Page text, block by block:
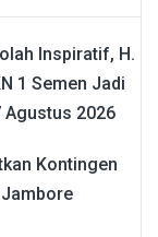
Inspiratif, H.
1 Semen Jadi
Agustus 2026
Kontingen